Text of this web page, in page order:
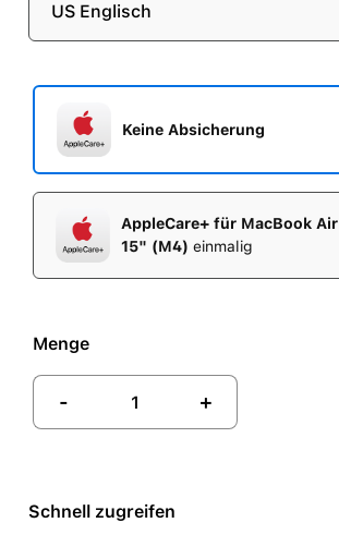
US Englisch
Keine Absicherung
AppleCare+ für MacBook Air
15" (M4) einmalig
Menge
- +
Schnell zugreifen